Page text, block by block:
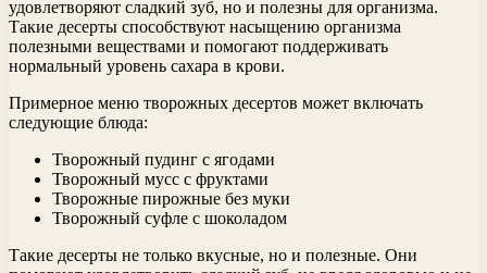
удовлетворяют сладкий зуб, но и полезны для организма.
Такие десерты способствуют насыщению организма
полезными веществами и помогают поддерживать
нормальный уровень сахара в крови.
Примерное меню творожных десертов может включать
следующие блюда:
Творожный пудинг с ягодами
Творожный мусс с фруктами
Творожные пирожные без муки
Творожный суфле с шоколадом
Такие десерты не только вкусные, но и полезные. Они